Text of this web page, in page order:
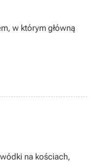
w którym główną
na kościach,